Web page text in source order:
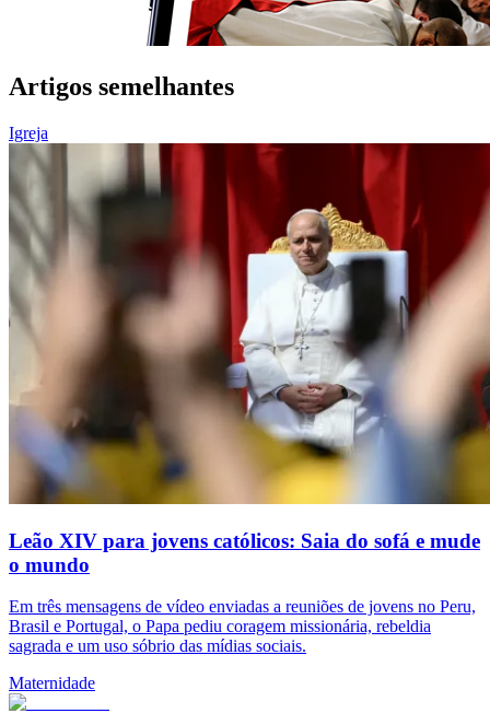
Artigos semelhantes
Igreja
Leão XIV para jovens católicos: Saia do sofá e mude
o mundo
Em três mensagens de vídeo enviadas a reuniões de jovens no Peru,
Brasil e Portugal, o Papa pediu coragem missionária, rebeldia
sagrada e um uso sóbrio das mídias sociais.
Maternidade